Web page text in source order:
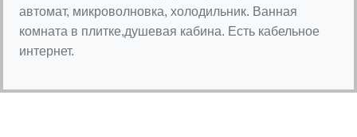
автомат, микроволновка, холодильник. Ванная
комната в плитке,душевая кабина. Есть кабельное
интернет.